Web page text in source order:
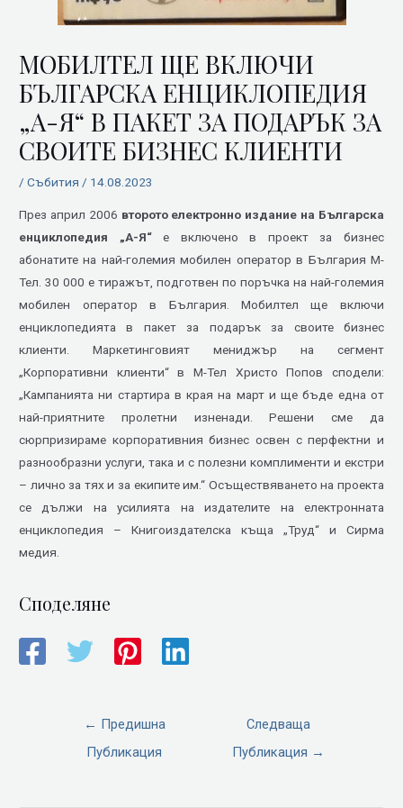
МОБИЛТЕЛ ЩЕ ВКЛЮЧИ
БЪЛГАРСКА ЕНЦИКЛОПЕДИЯ
„А-Я“ В ПАКЕТ ЗА ПОДАРЪК ЗА
СВОИТЕ БИЗНЕС КЛИЕНТИ
/Събития / 14.08.2023
През април 2006 второто електронно издание на Българска
енциклопедия „А-Я“е включено в проект за бизнес
абонатите на най-големия мобилен оператор в България М-
Тел. 30 000 е тиражът, подготвен по поръчка на най-големия
мобилен оператор в България. Мобилтел ще включи
енциклопедията в пакет за подарък за своите бизнес
клиенти. Маркетинговият мениджър на сегмент
„Корпоративни клиенти“ в М-Тел Христо Попов сподели:
„Кампанията ни стартира в края на март и ще бъде една от
най-приятните пролетни изненади. Решени сме да
сюрпризираме корпоративния бизнес освен с перфектни и
разнообразни услуги, така и с полезни комплименти и екстри
– лично за тях и за екипите им.“ Осъществяването на проекта
се дължи на усилията на издателите на електронната
енциклопедия – Книгоиздателска къща „Труд“ и Сирма
медия.
Споделяне
← Предишна
Публикация
Следваща
Публикация →